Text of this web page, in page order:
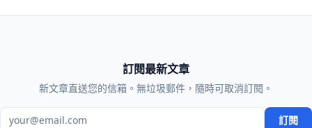
訂閱最新文章
新文章直送您的信箱。無垃圾郵件，隨時可取消訂閱。
電子郵件地址 訂閱